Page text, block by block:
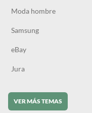
Moda hombre
Samsung
eBay
Jura
VER MÁS TEMAS